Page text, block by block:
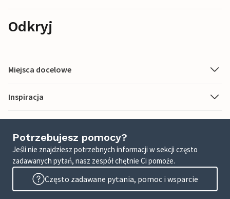
Odkryj
Miejsca docelowe
Inspiracja
Potrzebujesz pomocy?
Jeśli nie znajdziesz potrzebnych informacji w sekcji często
zadawanych pytań, nasz zespół chętnie Ci pomoże.
Często zadawane pytania, pomoc i wsparcie